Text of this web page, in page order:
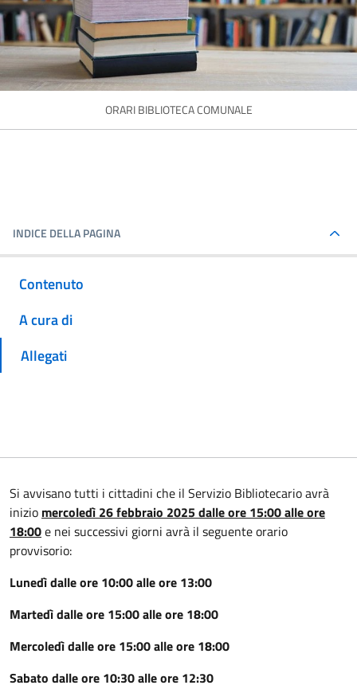
ORARI BIBLIOTECA COMUNALE
INDICE DELLA PAGINA
Contenuto
A cura di
Allegati
Si avvisano tutti i cittadini che il Servizio Bibliotecario avrà
inizio mercoledì 26 febbraio 2025 dalle ore 15:00 alle ore
18:00e nei successivi giorni avrà il seguente orario
provvisorio:
Lunedì dalle ore 10:00 alle ore 13:00
Martedì dalle ore 15:00 alle ore 18:00
Mercoledì dalle ore 15:00 alle ore 18:00
Sabato dalle ore 10:30 alle ore 12:30